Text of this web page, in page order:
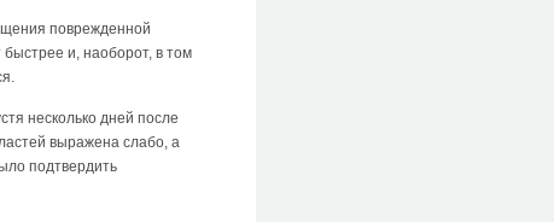
поврежденной
и, наоборот, в том
несколько дней после
выражена слабо, а
подтвердить